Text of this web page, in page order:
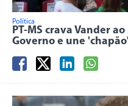
Política
PT-MS crava Vander
Governo e une